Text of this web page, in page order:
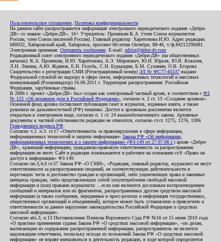
Пользовательское соглашение Политика конфиденциальности
На данном сайте распространяется информация электронного периодического издания «Дебри-
ДВ» со знаком «Дебри-ДВ». 16+ Учредитель: Пронякин К.А. (член Союза журналистов
России, член Союза писателей России). Главный редактор: Харитонова И.Ю. Адрес редакции:
680032, Хабаровский край, Хабаровск, проспект 60-летия Октября, 88-46, т./ф.84212296081.
Электронная приемная: Отправить сообщение . E-mail: editor@debri-dv.com
Редакционный совет электронного периодического издания «Дебри-ДВ» (на общественных
началах): К.А. Пронякин, И.Ю. Харитонова, А.Э. Мирмович, Ю.Н. Юрьев, Ю.В. Ковалев,
Л.Н. Левина, А.Ю. Жданов, Е.Н. Голубь, С.Н. Бурындин, Б.М. Сухинин, О.В. Егорова
Свидетельство о регистрации СМИ (Регистрационный номер) ЭЛ № ФС77-45537 выдано
Федеральной службой по надзору в сфере связи, информационных технологий и массовых
коммуникаций (Роскомнадзор) 16.06.2011 г. Территория распространения: Российская
Федерация, зарубежные страны.
В 2006 г. проект «Дебри-ДВ» был создан как электронный частный архив, в соответствии с ФЗ
№ 125 «Об архивном деле в Российской Федерации» , согласно п. 2 ст. 13 «Создание архивов».
Основной фонд архива составляют публикации газет и журналов, изданные книги, а также
рукописи по дальневосточной (РФ) тематике. Доступ к архивным документам является
открытым в электронном виде, согласно п. 1 ст. 24 вышеобозначенного закона. Архивные
документы к частной собственности редакции не относятся, согласно ст.ст. 1275, 1276, 1306
Гражданского кодекса РФ
Согласно ч.2. п.3. ст.17 «Ответственность за правонарушения в сфере информации,
информационных технологий и защиты информации» Закона РФ «Об информации,
информационных технологиях и о защите информации» (ФЗ-149 от 27.07.06 г.) архив «Дебри-
ДВ», хранящий информацию, гражданско-правовую ответственность за распространение
информации не несет. Сайт и редакция основываются и работают на основании ст.8 «Право на
доступ к информации» ФЗ-149.
Согласно пп.3,4,6 ст.57 Закона РФ «О СМИ», «Редакция, главный редактор, журналист не несут
ответственности за распространение сведений, не соответствующих действительности и
порочащих честь и достоинство граждан и организаций, либо ущемляющих права и законные
интересы граждан, либо представляющих собой злоупотребление свободой массовой
информации и (или) правами журналиста: ...если они являются дословным воспроизведением
сообщений и материалов или их фрагментов, распространенных другим средством массовой
информации (а также сообщения, переданные в пресс-релизах и информация государственных,
общественных организаций и объединений), которое может быть установлено и привлечено к
ответственности за данное нарушение законодательства Российской Федерации о средствах
массовой информации».
Согласно абз.3, п.13 Постановления Пленума Верховного Суда РФ №16 от 15 июня 2010 года
«О практике применения судами Закона РФ «О средствах массовой информации», «по делам,
вытекающим из содержания распространенной информации, распространитель не является
надлежащим ответчиком, поскольку исходя из положений Закона РФ «О средствах массовой
информации» не вправе вмешиваться в деятельность редакции, в ходе которой определяется